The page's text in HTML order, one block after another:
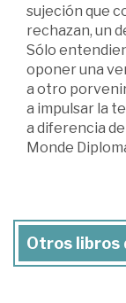
sujeción que
rechazan, un
Sólo
oponer una
a otro
a impulsar la
a diferencia de
Monde
Otros libros